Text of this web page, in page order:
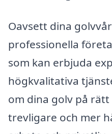
Oavsett dina
professionella
som kan erbjuda
högkvalitativa
om dina golv på
trevligare och mer